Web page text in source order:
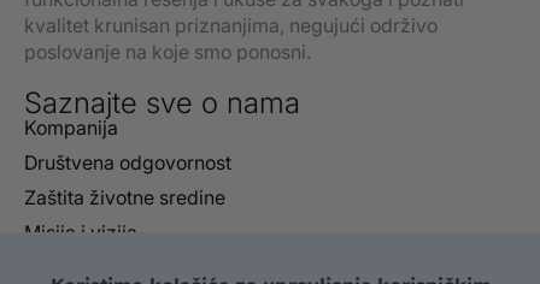
kvalitet krunisan priznanjima, negujući održivo
poslovanje na koje smo ponosni.
Saznajte sve o nama
Kompanija
Društvena odgovornost
Zaštita životne sredine
Misija i vizija